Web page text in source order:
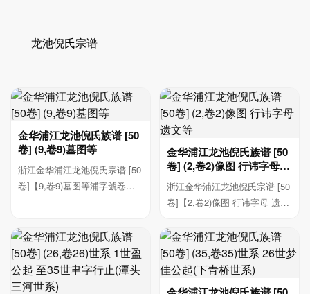
龙池倪氏宗谱
金华浦江龙池倪氏族谱 [50
卷] (9,卷9)墓图等
浙江金华浦江龙池倪氏宗谱 [50
卷]【9,卷9)墓图等浦字號卷九
金华浦江龙池倪氏族谱 [50
卷] (2,卷2)像图 行讳字母
遗文等
浙江金华浦江龙池倪氏宗谱 [50
卷]【2,卷2)像图 行讳字母 遗文